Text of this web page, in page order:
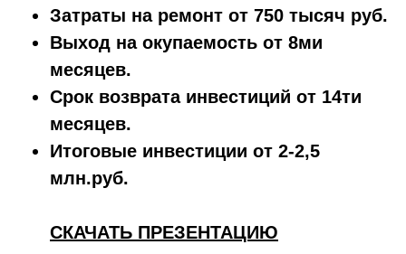
Затраты на ремонт от 750 тысяч руб.
Выход на окупаемость от 8ми
месяцев.
Срок возврата инвестиций от 14ти
месяцев.
Итоговые инвестиции от 2-2,5
млн.руб.
СКАЧАТЬ ПРЕЗЕНТАЦИЮ